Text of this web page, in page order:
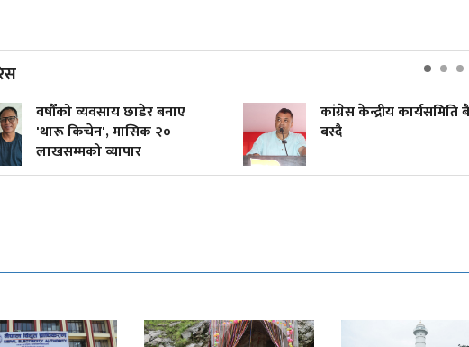
वर्षौंको व्यवसाय छाडेर बनाए
'थारू किचेन', मासिक २०
लाखसम्मको व्यापार
कांग्रेस केन्द्रीय
बस्दै